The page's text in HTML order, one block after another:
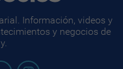
Información, videos y
y negocios de